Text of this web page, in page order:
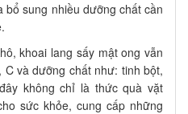
sung nhiều dưỡng chất cần
khoai lang sấy mật ong vẫn
và dưỡng chất như: tinh bột,
không chỉ là thức quà vặt
sức khỏe, cung cấp những